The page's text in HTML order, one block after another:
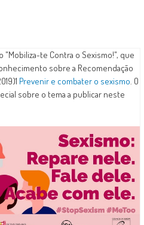
"Mobiliza-te Contra o Sexismo!", que
sobre a Recomendação
Prevenir e combater o sexismo . O
sobre o tema a publicar neste